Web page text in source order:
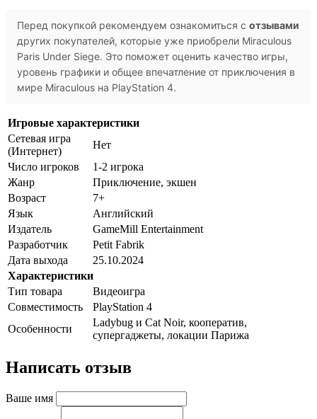
Перед покупкой рекомендуем ознакомиться с отзывами
других покупателей, которые уже приобрели Miraculous
Paris Under Siege. Это поможет оценить качество игры,
уровень графики и общее впечатление от приключения в
мире Miraculous на PlayStation 4.
Игровые характеристики
Сетевая игра
(Интернет)
Нет
Число игроков
1-2 игрока
Жанр
Приключение, экшен
Возраст
7+
Язык
Английский
Издатель
GameMill Entertainment
Разработчик
Petit Fabrik
Дата выхода
25.10.2024
Характеристики
Тип товара
Видеоигра
Совместимость
PlayStation 4
Особенности
Ladybug и Cat Noir, кооператив,
супергаджеты, локации Парижа
Написать отзыв
Ваше имя